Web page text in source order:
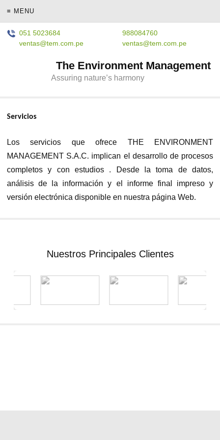
≡ MENU
051 5023684
988084760
ventas@tem.com.pe
ventas@tem.com.pe
The Environment Management
Assuring nature’s harmony
Servicios
Los servicios que ofrece THE ENVIRONMENT
MANAGEMENT S.A.C. implican el desarrollo de procesos
completos y con estudios . Desde la toma de datos,
análisis de la información y el informe final impreso y
versión electrónica disponible en nuestra página Web.
Nuestros Principales Clientes